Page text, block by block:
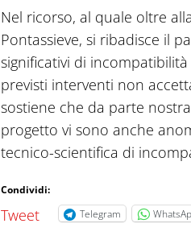
Nel ricorso, al quale oltre
Pontassieve, si ribadisce il
significativi di
previsti interventi non
sostiene che da parte
progetto vi sono anche
tecnico-scientifica di
Condividi:
Tweet Telegram